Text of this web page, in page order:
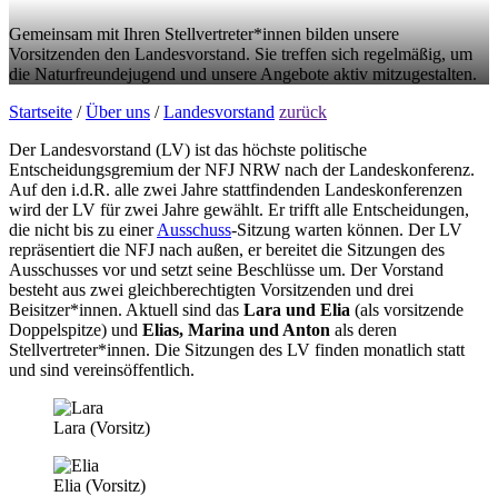
Gemeinsam mit Ihren Stellvertreter*innen bilden unsere
Vorsitzenden den Landesvorstand. Sie treffen sich regelmäßig, um
die Naturfreundejugend und unsere Angebote aktiv mitzugestalten.
Startseite /Über uns /Landesvorstand zurück
Der Landesvorstand (LV) ist das höchste politische
Entscheidungsgremium der NFJ NRW nach der Landeskonferenz.
Auf den i.d.R. alle zwei Jahre stattfindenden Landeskonferenzen
wird der LV für zwei Jahre gewählt. Er trifft alle Entscheidungen,
die nicht bis zu einerAusschuss-Sitzung warten können. Der LV
repräsentiert die NFJ nach außen, er bereitet die Sitzungen des
Ausschusses vor und setzt seine Beschlüsse um. Der Vorstand
besteht aus zwei gleichberechtigten Vorsitzenden und drei
Beisitzer*innen. Aktuell sind das Lara und Elia (als vorsitzende
Doppelspitze) und Elias, Marina und Anton als deren
Stellvertreter*innen. Die Sitzungen des LV finden monatlich statt
und sind vereinsöffentlich.
Lara (Vorsitz)
Elia (Vorsitz)